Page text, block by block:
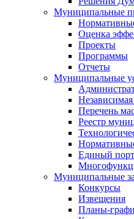
Муниципальные
Оценка
Проекты
Программы
Отчеты
Муниципальные
Перечень
Реестр
Единый
Муниципальные
Конкурсы
Извещения
Планы-